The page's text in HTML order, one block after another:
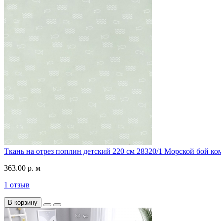
Ткань на отрез поплин детский 220 см 28320/1 Морской бой
363.00 р. м
1 отзыв
В корзину